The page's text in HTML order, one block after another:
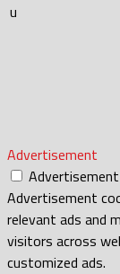
u
Advertisement
Advertisement
Advertisement
relevant ads and
visitors across
customized ads.